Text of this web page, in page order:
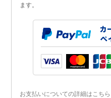
ます。
お支払いについての詳細はこちら